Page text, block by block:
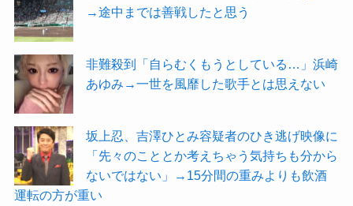
→途中までは善戦したと思う
非難殺到「自らむくもうとしている…」浜崎
あゆみ→一世を風靡した歌手とは思えない
坂上忍、吉澤ひとみ容疑者のひき逃げ映像に
「先々のこととか考えちゃう気持ちも分から
ないではない」→15分間の重みよりも飲酒
運転の方が重い